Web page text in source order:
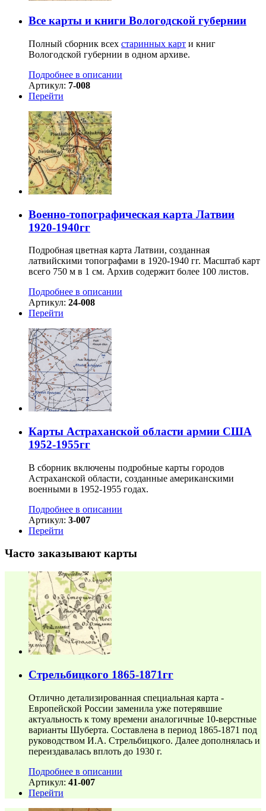
Все карты и книги Вологодской губернии
Полный сборник всех старинных карт и книг
Вологодской губернии в одном архиве.
Подробнее в описании
Артикул: 7-008
Перейти
Военно-топографическая карта Латвии
1920-1940гг
Подробная цветная карта Латвии, созданная
латвийскими топографами в 1920-1940 гг. Масштаб карт
всего 750 м в 1 см. Архив содержит более 100 листов.
Подробнее в описании
Артикул: 24-008
Перейти
Карты Астраханской области армии США
1952-1955гг
В сборник включены подробные карты городов
Астраханской области, созданные американскими
военными в 1952-1955 годах.
Подробнее в описании
Артикул: 3-007
Перейти
Часто заказывают карты
Стрельбицкого 1865-1871гг
Отлично детализированная специальная карта -
Европейской России заменила уже потерявшие
актуальность к тому времени аналогичные 10-верстные
варианты Шуберта. Составлена в период 1865-1871 под
руководством И.А. Стрельбицкого. Далее дополнялась и
переиздавалась вплоть до 1930 г.
Подробнее в описании
Артикул: 41-007
Перейти